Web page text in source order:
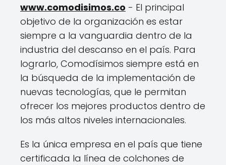
www.comodisimos.co - El principal
objetivo de la organización es estar
siempre a la vanguardia dentro de la
industria del descanso en el país. Para
lograrlo, Comodísimos siempre está en
la búsqueda de la implementación de
nuevas tecnologías, que le permitan
ofrecer los mejores productos dentro de
los más altos niveles internacionales.
Es la única empresa en el país que tiene
certificada la línea de colchones de